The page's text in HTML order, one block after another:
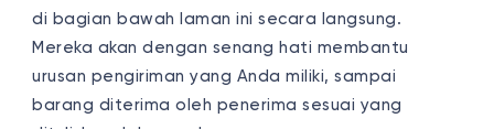
di bagian bawah laman ini secara langsung.
Mereka akan dengan senang hati membantu
urusan pengiriman yang Anda miliki, sampai
barang diterima oleh penerima sesuai yang